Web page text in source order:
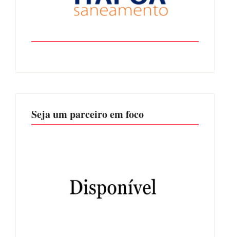
Seja um parceiro em foco